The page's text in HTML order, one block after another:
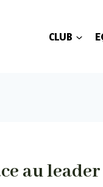
CLUB
au leader